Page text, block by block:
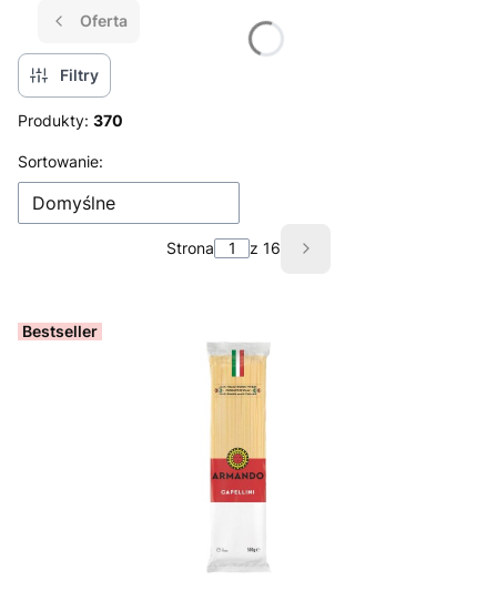
Oferta
Filtry
Produkty: 370
Lista produktów
Sortowanie:
Domyślne
Strona z 16 Następne produkty
Bestseller